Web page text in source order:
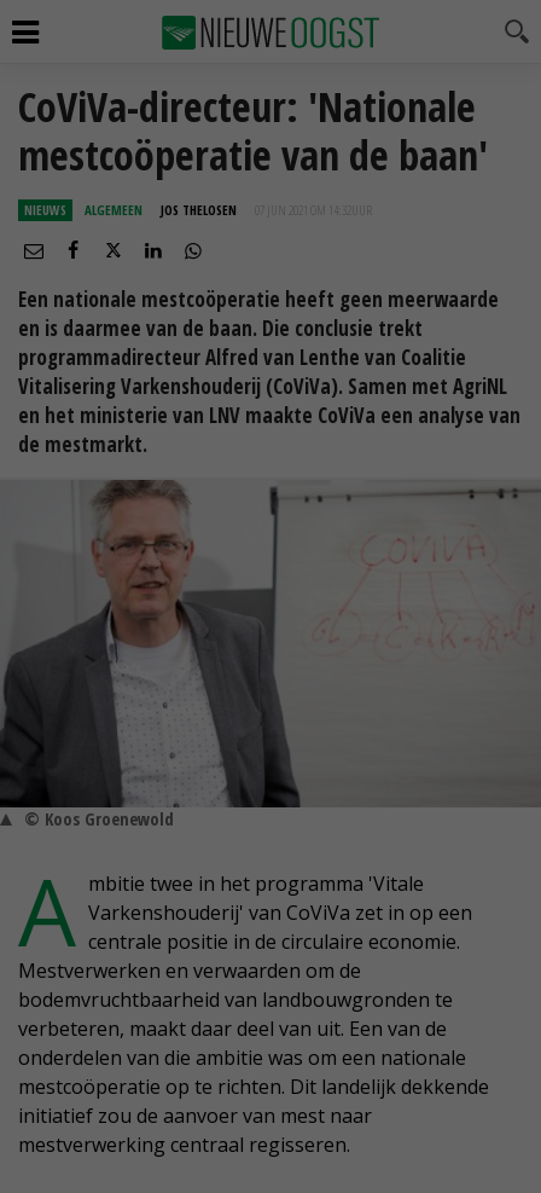
CoViVa-directeur: 'Nationale
mestcoöperatie van de baan'
NIEUWS ALGEMEEN JOS THELOSEN 07 JUN 2021 OM 14:32
Een nationale mestcoöperatie heeft geen meerwaarde
en is daarmee van de baan. Die conclusie trekt
programmadirecteur Alfred van Lenthe van Coalitie
Vitalisering Varkenshouderij (CoViVa). Samen met AgriNL
en het ministerie van LNV maakte CoViVa een analyse van
de mestmarkt.
© Koos Groenewold
A mbitie twee in het programma 'Vitale
Varkenshouderij' van CoViVa zet in op een
centrale positie in de circulaire economie.
Mestverwerken en verwaarden om de
bodemvruchtbaarheid van landbouwgronden te
verbeteren, maakt daar deel van uit. Een van de
onderdelen van die ambitie was om een nationale
mestcoöperatie op te richten. Dit landelijk dekkende
initiatief zou de aanvoer van mest naar
mestverwerking centraal regisseren.